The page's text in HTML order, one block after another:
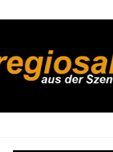
Inhalt